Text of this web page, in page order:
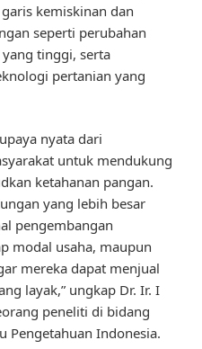
kemiskinan dan
seperti perubahan
tinggi, serta
pertanian yang
nyata dari
untuk mendukung
ketahanan pangan.
yang lebih besar
pengembangan
modal usaha, maupun
mereka dapat menjual
layak,” ungkap Dr. Ir. I
peneliti di bidang
Pengetahuan Indonesia.